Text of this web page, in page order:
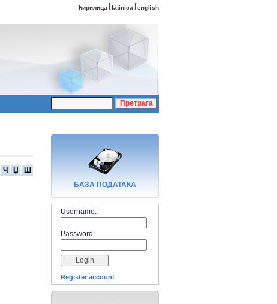
ћирилица latinica english
Ч Џ Ш
БАЗA ПОДАТАКА
Username:
Password:
Register account